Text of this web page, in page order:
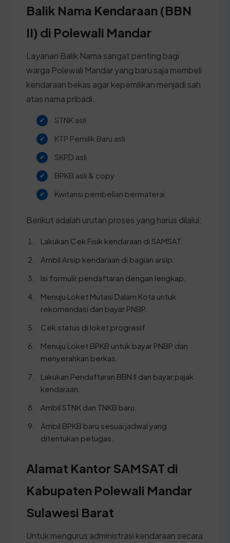
Balik Nama Kendaraan (BBN
II) di Polewali Mandar
Layanan Balik Nama sangat penting bagi
warga Polewali Mandar yang baru saja membeli
kendaraan bekas agar kepemilikan menjadi sah
atas nama pribadi.
STNK asli
KTP Pemilik Baru asli
SKPD asli
BPKB asli & copy
Kwitansi pembelian bermaterai
Berikut adalah urutan proses yang harus dilalui:
Lakukan Cek Fisik kendaraan di SAMSAT.
Ambil Arsip kendaraan di bagian arsip.
Isi formulir pendaftaran dengan lengkap.
Menuju Loket Mutasi Dalam Kota untuk
rekomendasi dan bayar PNBP.
Cek status di loket progresif.
Menuju Loket BPKB untuk bayar PNBP dan
menyerahkan berkas.
Lakukan Pendaftaran BBN II dan bayar pajak
kendaraan.
Ambil STNK dan TNKB baru.
Ambil BPKB baru sesuai jadwal yang
ditentukan petugas.
Alamat Kantor SAMSAT di
Kabupaten Polewali Mandar
Sulawesi Barat
Untuk mengurus administrasi kendaraan secara